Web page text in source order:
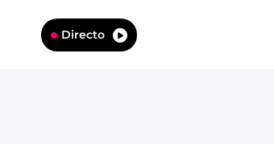
Directo